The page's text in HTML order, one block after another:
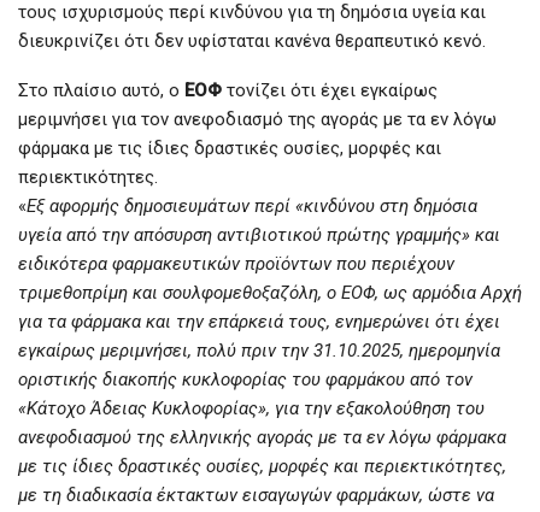
τους ισχυρισμούς περί κινδύνου για τη δημόσια υγεία και
διευκρινίζει ότι δεν υφίσταται κανένα θεραπευτικό κενό.
Στο πλαίσιο αυτό, ο ΕΟΦ τονίζει ότι έχει εγκαίρως
μεριμνήσει για τον ανεφοδιασμό της αγοράς με τα εν λόγω
φάρμακα με τις ίδιες δραστικές ουσίες, μορφές και
περιεκτικότητες.
«Εξ αφορμής δημοσιευμάτων περί «κινδύνου στη δημόσια
υγεία από την απόσυρση αντιβιοτικού πρώτης γραμμής» και
ειδικότερα φαρμακευτικών προϊόντων που περιέχουν
τριμεθοπρίμη και σουλφομεθοξαζόλη, ο ΕΟΦ, ως αρμόδια Αρχή
για τα φάρμακα και την επάρκειά τους, ενημερώνει ότι έχει
εγκαίρως μεριμνήσει, πολύ πριν την 31.10.2025, ημερομηνία
οριστικής διακοπής κυκλοφορίας του φαρμάκου από τον
«Κάτοχο Άδειας Κυκλοφορίας», για την εξακολούθηση του
ανεφοδιασμού της ελληνικής αγοράς με τα εν λόγω φάρμακα
με τις ίδιες δραστικές ουσίες, μορφές και περιεκτικότητες,
με τη διαδικασία έκτακτων εισαγωγών φαρμάκων, ώστε να